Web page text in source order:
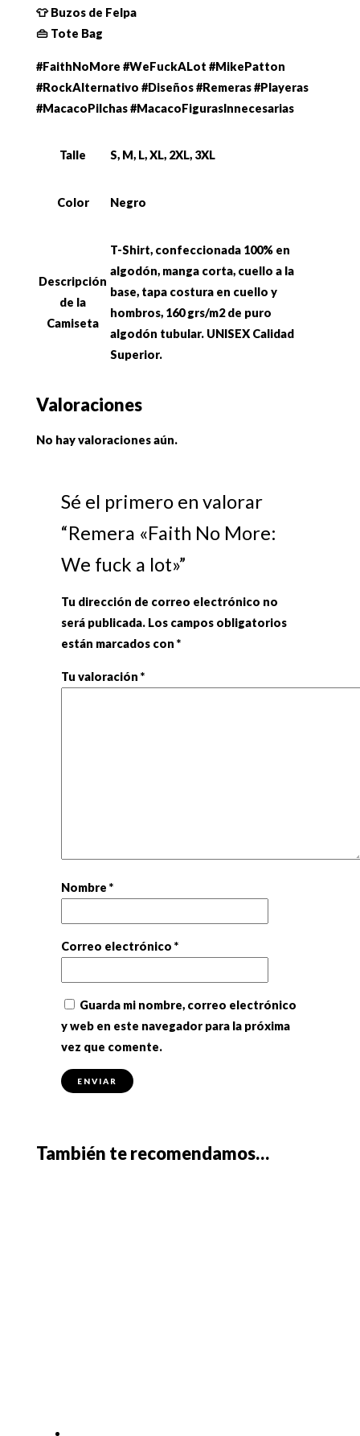
👕 Buzos de Felpa
👜 Tote Bag
#FaithNoMore #WeFuckALot #MikePatton
#RockAlternativo #Diseños #Remeras #Playeras
#MacacoPilchas #MacacoFigurasInnecesarias
Talle S, M, L, XL, 2XL, 3XL
Color Negro
Descripción
de la
Camiseta
T-Shirt, confeccionada 100% en
algodón, manga corta, cuello a la
base, tapa costura en cuello y
hombros, 160 grs/m2 de puro
algodón tubular. UNISEX Calidad
Superior.
Valoraciones
No hay valoraciones aún.
Sé el primero en valorar
“Remera «Faith No More:
We fuck a lot»”
Tu dirección de correo electrónico no
será publicada. Los campos obligatorios
están marcados con*
Tu valoración*
Nombre*
Correo electrónico*
Guarda mi nombre, correo electrónico
y web en este navegador para la próxima
vez que comente.
También te recomendamos…